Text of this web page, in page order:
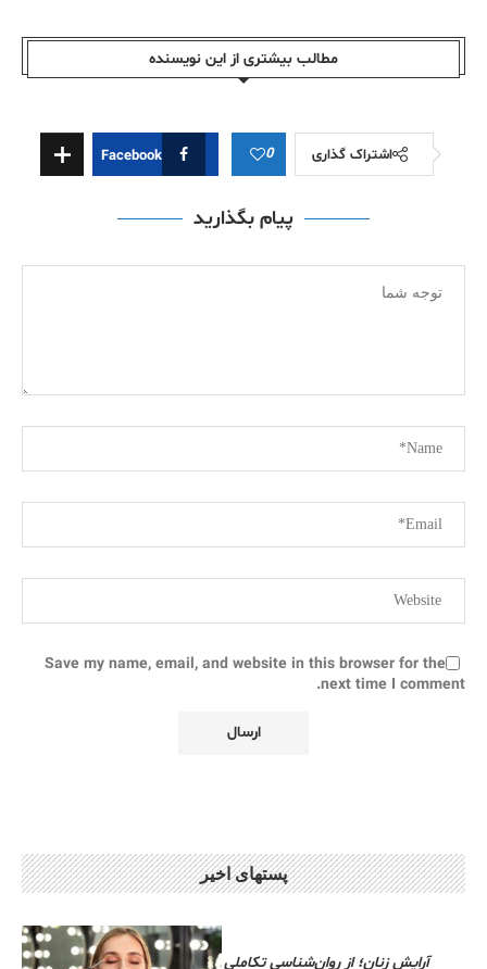
مطالب بیشتری از این نویسندە
اشتراک گذاری 0
Facebook
پیام بگذارید
Save my name, email, and website in this browser for the
next time I comment.
پستهای اخیر
آرایش زنان؛ از روان‌شناسی تکاملی